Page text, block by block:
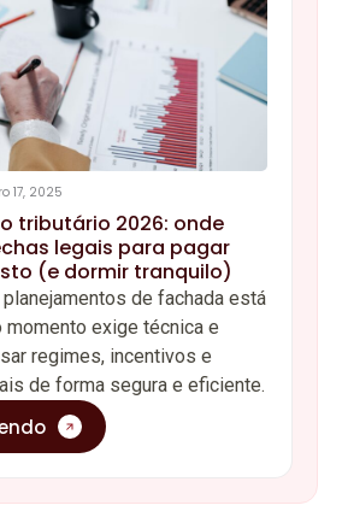
17, 2025
tributário 2026: onde
legais para pagar
(e dormir tranquilo)
de fachada está
exige técnica e
regimes, incentivos e
de forma segura e eficiente.